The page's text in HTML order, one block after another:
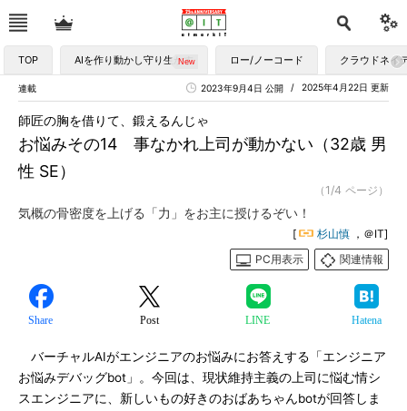
TOP AIを作り動かし守り生かす ロー/ノーコード クラウドネイ
連載 2025年4月22日 更新
2023年9月4日 公開
お悩みその14 事なかれ上司が動かない（32歳 男
性 SE）
師匠の胸を借りて、鍛えるんじゃ
（1/4 ページ）
気概の骨密度を上げる「力」をお主に授けるぞい！
[ 杉山慎 ，＠IT]
PC用表示
関連情報
Share Post LINE Hatena
バーチャルAIがエンジニアのお悩みにお答えする「エンジニア
お悩みデバッグbot」。今回は、現状維持主義の上司に悩む情シ
スエンジニアに、新しいもの好きのおばあちゃんbotが回答しま